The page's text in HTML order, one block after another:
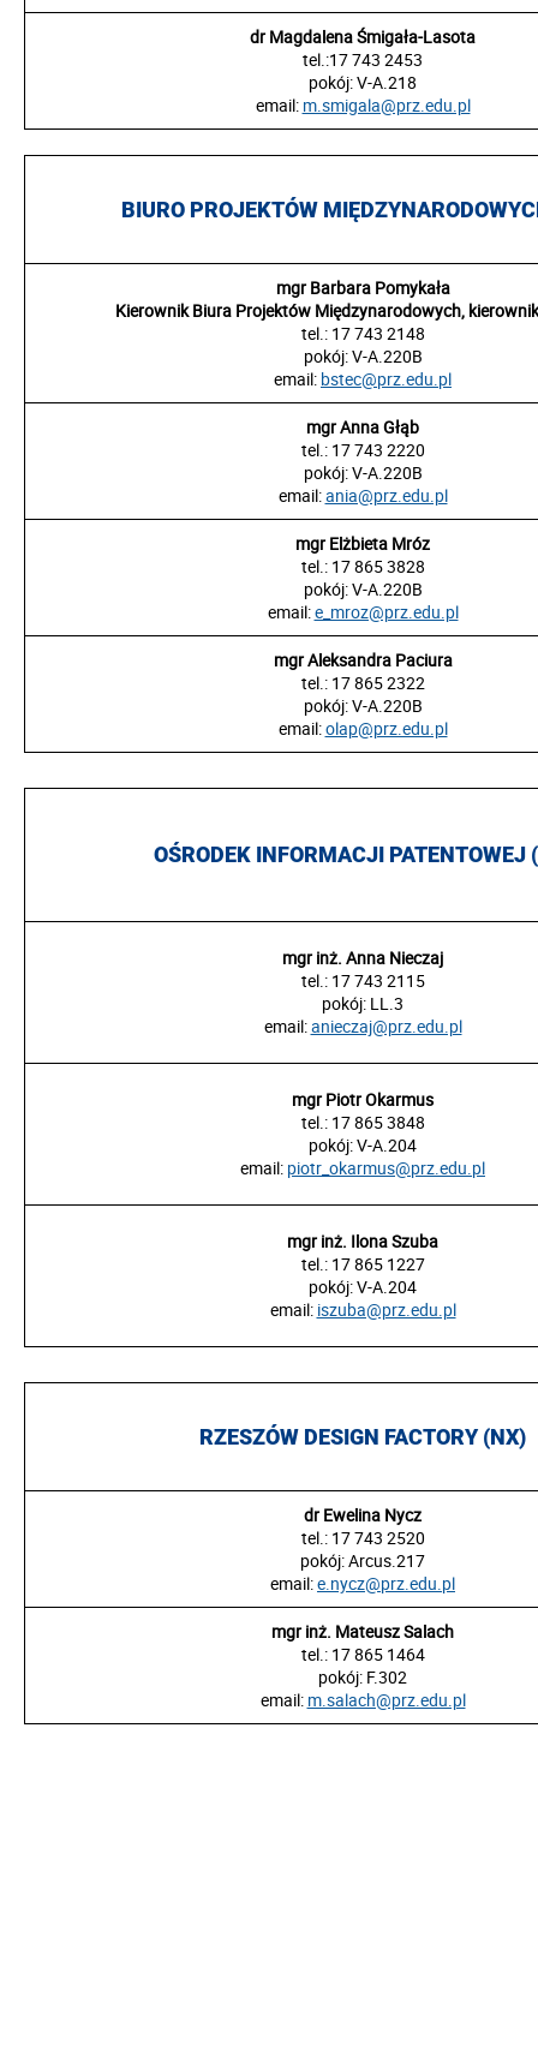
dr Magdalena Śmigała-Lasota
tel.:17 743 2453
pokój:V-A.218
email: m.smigala@prz.edu.pl
BIURO PROJEKTÓW
mgr Barbara Pomykała
Kierownik Biura Projektów Międzynarodowych,
tel.: 17 743 2148
pokój:V-A.220B
email: bstec@prz.edu.pl
mgr Anna Głąb
tel.: 17 743 2220
pokój:V-A.220B
email:ania@prz.edu.pl
mgr Elżbieta Mróz
tel.: 17 865 3828
pokój:V-A.220B
email:e_mroz@prz.edu.pl
mgr Aleksandra Paciura
tel.: 17 865 2322
pokój: V-A.220B
email:olap@prz.edu.pl
OŚRODEK INFORMACJI PATENTOWEJ
mgr inż. Anna Nieczaj
tel.: 17 743 2115
pokój: LL.3
email:anieczaj@prz.edu.pl
mgr Piotr Okarmus
tel.: 17 865 3848
pokój:V-A.204
email: piotr_okarmus@prz.edu.pl
mgr inż. Ilona Szuba
tel.: 17 865 1227
pokój:V-A.204
email: iszuba@prz.edu.pl
RZESZÓW DESIGN FACTORY (NX)
dr Ewelina Nycz
tel.: 17 743 2520
pokój:Arcus.217
email:e.nycz@prz.edu.pl
mgr inż. Mateusz Salach
tel.: 17 865 1464
pokój: F.302
email: m.salach@prz.edu.pl